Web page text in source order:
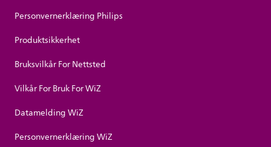
Personvernerklæring Philips
Produktsikkerhet
Bruksvilkår For Nettsted
Vilkår For Bruk For WiZ
Datamelding WiZ
Personvernerklæring WiZ